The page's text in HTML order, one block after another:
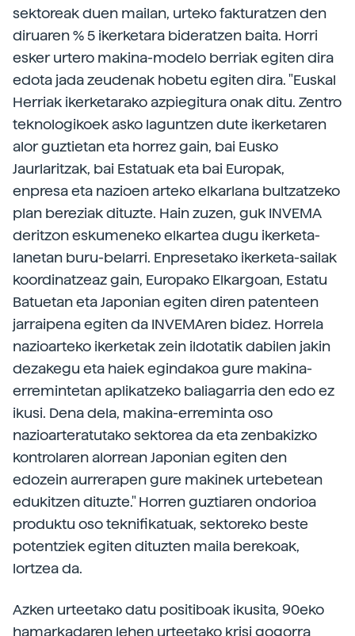
sektoreak duen mailan, urteko fakturatzen den
diruaren % 5 ikerketara bideratzen baita. Horri
esker urtero makina-modelo berriak egiten dira
edota jada zeudenak hobetu egiten dira. "Euskal
Herriak ikerketarako azpiegitura onak ditu. Zentro
teknologikoek asko laguntzen dute ikerketaren
alor guztietan eta horrez gain, bai Eusko
Jaurlaritzak, bai Estatuak eta bai Europak,
enpresa eta nazioen arteko elkarlana bultzatzeko
plan bereziak dituzte. Hain zuzen, guk INVEMA
deritzon eskumeneko elkartea dugu ikerketa-
lanetan buru-belarri. Enpresetako ikerketa-sailak
koordinatzeaz gain, Europako Elkargoan, Estatu
Batuetan eta Japonian egiten diren patenteen
jarraipena egiten da INVEMAren bidez. Horrela
nazioarteko ikerketak zein ildotatik dabilen jakin
dezakegu eta haiek egindakoa gure makina-
erremintetan aplikatzeko baliagarria den edo ez
ikusi. Dena dela, makina-erreminta oso
nazioarteratutako sektorea da eta zenbakizko
kontrolaren alorrean Japonian egiten den
edozein aurrerapen gure makinek urtebetean
edukitzen dituzte." Horren guztiaren ondorioa
produktu oso teknifikatuak, sektoreko beste
potentziek egiten dituzten maila berekoak,
lortzea da.
Azken urteetako datu positiboak ikusita, 90eko
hamarkadaren lehen urteetako krisi gogorra